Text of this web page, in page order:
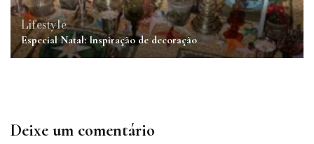
Lifestyle
Especial Natal: Inspiração de decoração
Deixe um comentário